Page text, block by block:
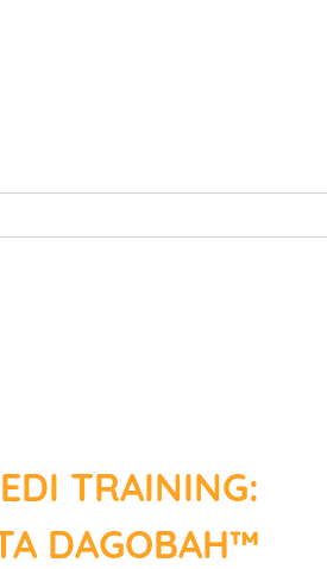
TRAINING:
DAGOBAH™